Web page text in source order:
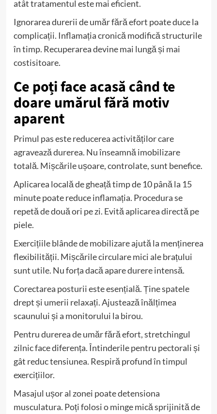
atât tratamentul este mai eficient.
Ignorarea durerii de umăr fără efort poate duce la
complicații. Inflamația cronică modifică structurile
în timp. Recuperarea devine mai lungă și mai
costisitoare.
Ce poți face acasă când te
doare umărul fără motiv
aparent
Primul pas este reducerea activităților care
agravează durerea. Nu înseamnă imobilizare
totală. Mișcările ușoare, controlate, sunt benefice.
Aplicarea locală de gheață timp de 10 până la 15
minute poate reduce inflamația. Procedura se
repetă de două ori pe zi. Evită aplicarea directă pe
piele.
Exercițiile blânde de mobilizare ajută la menținerea
flexibilității. Mișcările circulare mici ale brațului
sunt utile. Nu forța dacă apare durere intensă.
Corectarea posturii este esențială. Ține spatele
drept și umerii relaxați. Ajustează înălțimea
scaunului și a monitorului la birou.
Pentru durerea de umăr fără efort, stretchingul
zilnic face diferența. Întinderile pentru pectorali și
gât reduc tensiunea. Respiră profund în timpul
exercițiilor.
Masajul ușor al zonei poate detensiona
musculatura. Poți folosi o minge mică sprijinită de